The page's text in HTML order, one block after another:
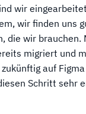
wir
wir finden uns
die wir brauchen.
migriert und
auf
Schritt sehr